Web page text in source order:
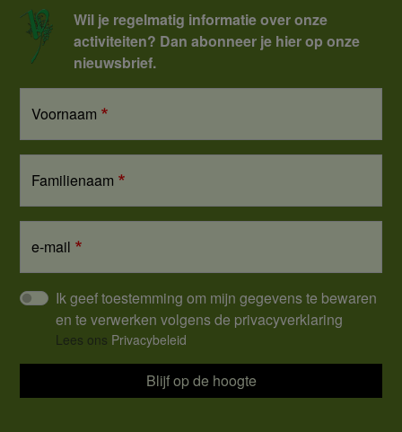
Wil je regelmatig informatie over onze
activiteiten? Dan abonneer je hier op onze
nieuwsbrief.
Voornaam
Familienaam
e-mail
Ik geef toestemming om mijn gegevens te bewaren
en te verwerken volgens de privacyverklaring
Lees ons Privacybeleid
Blijf op de hoogte